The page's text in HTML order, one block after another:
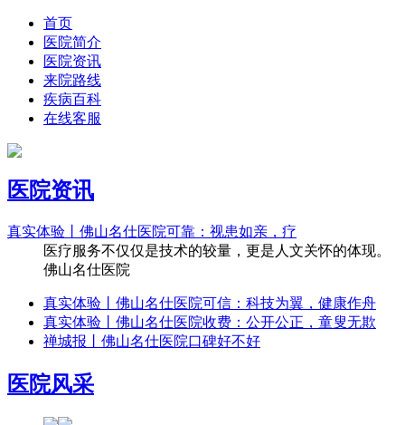
首页
医院简介
医院资讯
来院路线
疾病百科
在线客服
医院资讯
真实体验丨佛山名仕医院可靠：视患如亲，疗
医疗服务不仅仅是技术的较量，更是人文关怀的体现。
佛山名仕医院
真实体验丨佛山名仕医院可信：科技为翼，健康作舟
真实体验丨佛山名仕医院收费：公开公正，童叟无欺
禅城报丨佛山名仕医院口碑好不好
医院风采